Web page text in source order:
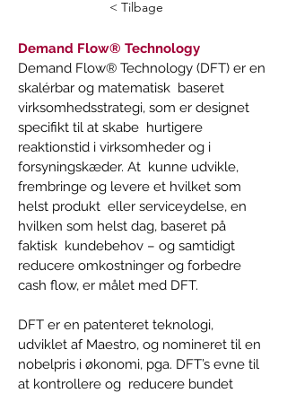
< Tilbage
Demand Flow® Technology
Demand Flow® Technology (DFT) er en
skalérbar og matematisk  baseret
virksomhedsstrategi, som er designet
specifikt til at skabe  hurtigere
reaktionstid i virksomheder og i
forsyningskæder. At  kunne udvikle,
frembringe og levere et hvilket som
helst produkt  eller serviceydelse, en
hvilken som helst dag, baseret på
faktisk  kundebehov – og samtidigt
reducere omkostninger og forbedre
cash flow, er målet med DFT.
DFT er en patenteret teknologi,
udviklet af Maestro, og nomineret til en
nobelpris i økonomi, pga. DFT’s evne til
at kontrollere og  reducere bundet